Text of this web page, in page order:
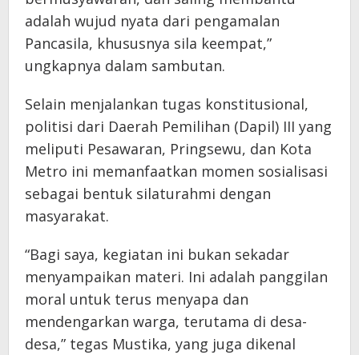
adalah wujud nyata dari pengamalan
Pancasila, khususnya sila keempat,”
ungkapnya dalam sambutan.
Selain menjalankan tugas konstitusional,
politisi dari Daerah Pemilihan (Dapil) III yang
meliputi Pesawaran, Pringsewu, dan Kota
Metro ini memanfaatkan momen sosialisasi
sebagai bentuk silaturahmi dengan
masyarakat.
“Bagi saya, kegiatan ini bukan sekadar
menyampaikan materi. Ini adalah panggilan
moral untuk terus menyapa dan
mendengarkan warga, terutama di desa-
desa,” tegas Mustika, yang juga dikenal